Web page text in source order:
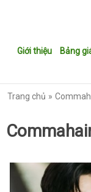
Giới thiệu Bảng
Trang chủ